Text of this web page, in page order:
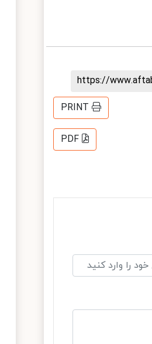
https://
PRINT
PDF